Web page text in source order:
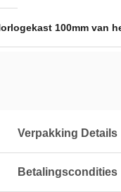
100mm van
Verpakking Details
Betalingscondities